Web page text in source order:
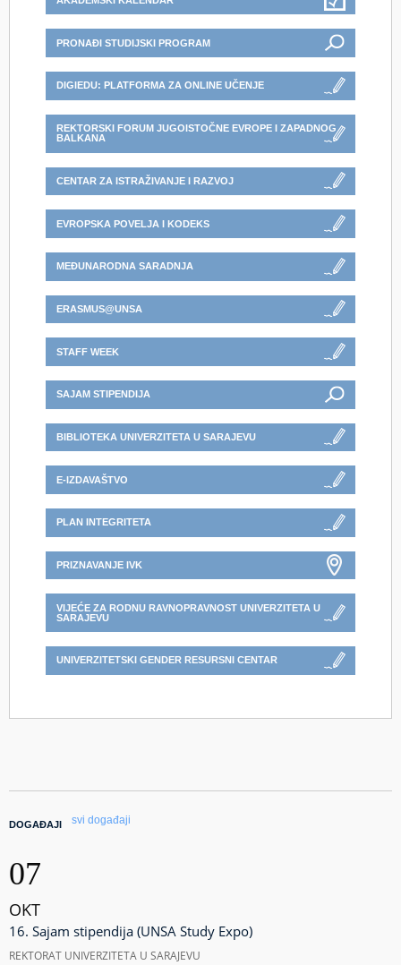
PRONAĐI STUDIJSKI PROGRAM
DIGIEDU: PLATFORMA ZA ONLINE UČENJE
REKTORSKI FORUM JUGOISTOČNE EVROPE I ZAPADNOG
BALKANA
CENTAR ZA ISTRAŽIVANJE I RAZVOJ
EVROPSKA POVELJA I KODEKS
MEĐUNARODNA SARADNJA
ERASMUS@UNSA
STAFF WEEK
SAJAM STIPENDIJA
BIBLIOTEKA UNIVERZITETA U SARAJEVU
E-IZDAVAŠTVO
PLAN INTEGRITETA
PRIZNAVANJE IVK
VIJEĆE ZA RODNU RAVNOPRAVNOST UNIVERZITETA U
SARAJEVU
UNIVERZITETSKI GENDER RESURSNI CENTAR
DOGAĐAJI svi događaji
07
OKT
16. Sajam stipendija (UNSA Study Expo)
REKTORAT UNIVERZITETA U SARAJEVU